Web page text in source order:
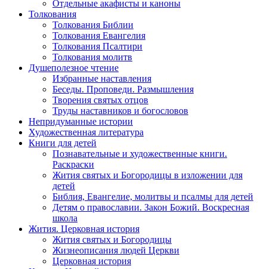
Отдельные акафисты и каноны
Толкования
Толкования Библии
Толкования Евангелия
Толкования Псалтири
Толкования молитв
Душеполезное чтение
Избранные наставления
Беседы. Проповеди. Размышления
Творения святых отцов
Труды наставников и богословов
Непридуманные истории
Художественная литература
Книги для детей
Познавательные и художественные книги.
Раскраски
Жития святых и Богородицы в изложении для
детей
Библия, Евангелие, молитвы и псалмы для детей
Детям о православии. Закон Божий. Воскресная
школа
Жития. Церковная история
Жития святых и Богородицы
Жизнеописания людей Церкви
Церковная история